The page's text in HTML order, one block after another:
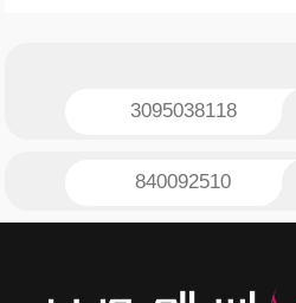
3095038118
840092510